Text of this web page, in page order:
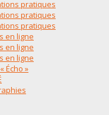
pratiques
pratiques
pratiques
en ligne
en ligne
en ligne
Écho »